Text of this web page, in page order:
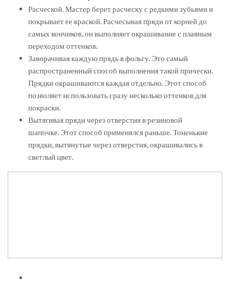
Расческой. Мастер берет расческу с редкими зубьями и
покрывает ее краской. Расчесывая пряди от корней до
самых кончиков, он выполняет окрашивание с плавным
переходом оттенков.
Заворачивая каждую прядь в фольгу. Это самый
распространенный способ выполнения такой прически.
Прядки окрашиваются каждая отдельно. Этот способ
позволяет использовать сразу несколько оттенков для
покраски.
Вытягивая пряди через отверстия в резиновой
шапочке. Этот способ применялся раньше. Тоненькие
прядки, вытянутые через отверстия, окрашивались в
светлый цвет.